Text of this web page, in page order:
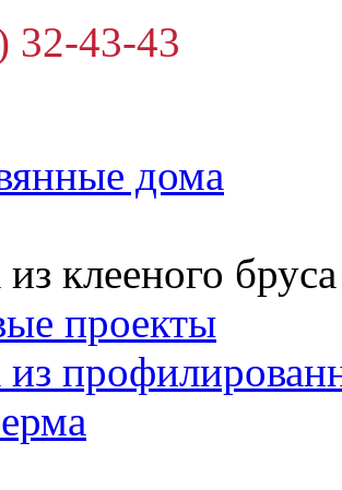
32-43-43
дома
клееного бруса
проекты